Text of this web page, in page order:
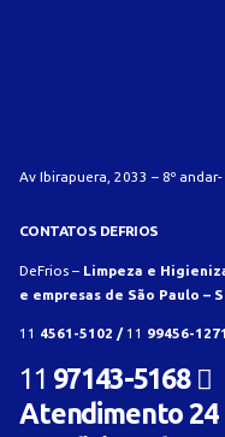
Av Ibirapuera, 2033 – 8º
CONTATOS DEFRIOS
DeFrios – Limpeza e
e empresas de São Paulo –
11 4561-5102 / 11 99456-1271
11 97143-5168
Atendimento 24